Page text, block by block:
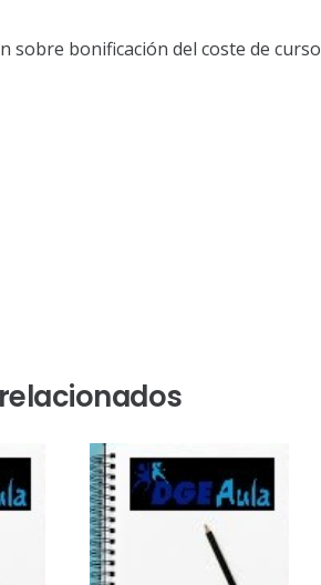
sobre bonificación del coste de curso